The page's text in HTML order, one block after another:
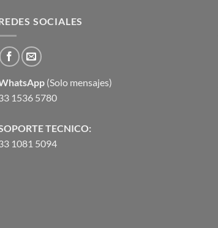
SOCIALES
(Solo mensajes)
1536 5780
TECNICO:
1081 5094